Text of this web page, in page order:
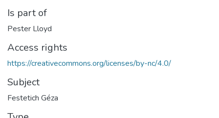
Is part of
Pester Lloyd
Access rights
https://creativecommons.org/licenses/by-nc/4.0/
Subject
Festetich Géza